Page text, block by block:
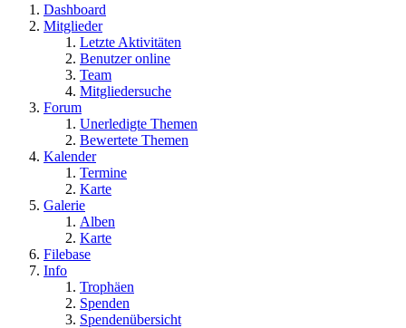
Dashboard
Mitglieder
Letzte Aktivitäten
Benutzer online
Team
Mitgliedersuche
Forum
Unerledigte Themen
Bewertete Themen
Kalender
Termine
Karte
Galerie
Alben
Karte
Filebase
Info
Trophäen
Spenden
Spendenübersicht